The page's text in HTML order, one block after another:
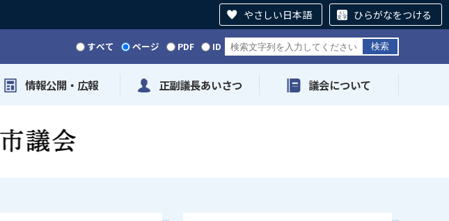
やさしい日本語 ひらがなをつける
すべて ページ PDF ID
情報公開・広報 正副議長あいさつ 議会について